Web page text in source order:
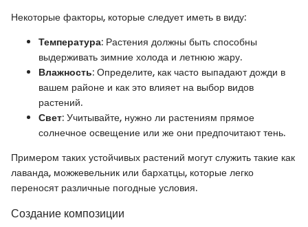
Некоторые факторы, которые следует иметь в виду:
Температура: Растения должны быть способны
выдерживать зимние холода и летнюю жару.
Влажность: Определите, как часто выпадают дожди в
вашем районе и как это влияет на выбор видов
растений.
Свет: Учитывайте, нужно ли растениям прямое
солнечное освещение или же они предпочитают тень.
Примером таких устойчивых растений могут служить такие как
лаванда, можжевельник или бархатцы, которые легко
переносят различные погодные условия.
Создание композиции